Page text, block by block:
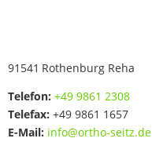
91541 Rothenburg Reha
Telefon: +49 9861 2308
Telefax: +49 9861 1657
E-Mail: info@ortho-seitz.de